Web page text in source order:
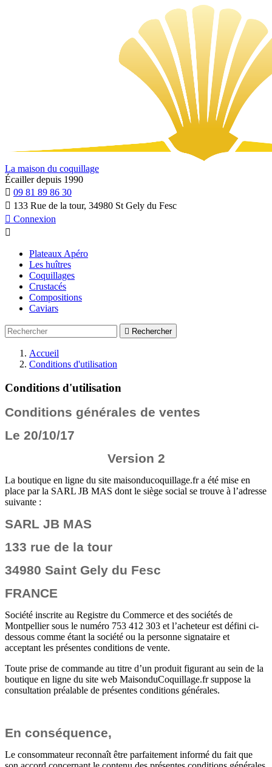
La maison du coquillage
Écailler depuis 1990
 09 81 89 86 30
 133 Rue de la tour, 34980 St Gely du Fesc
 Connexion

Plateaux Apéro
Les huîtres
Coquillages
Crustacés
Compositions
Caviars
 Rechercher
Accueil
Conditions d'utilisation
Conditions d'utilisation
Conditions générales de ventes
Le 20/10/17
Version 2
La boutique en ligne du site maisonducoquillage.fr a été mise en
place par la SARL JB MAS dont le siège social se trouve à l’adresse
suivante :
SARL JB MAS
133 rue de la tour
34980 Saint Gely du Fesc
FRANCE
Société inscrite au Registre du Commerce et des sociétés de
Montpellier sous le numéro 753 412 303 et l’acheteur est défini ci-
dessous comme étant la société ou la personne signataire et
acceptant les présentes conditions de vente.
Toute prise de commande au titre d’un produit figurant au sein de la
boutique en ligne du site web MaisonduCoquillage.fr suppose la
consultation préalable de présentes conditions générales.
En conséquence,
Le consommateur reconnaît être parfaitement informé du fait que